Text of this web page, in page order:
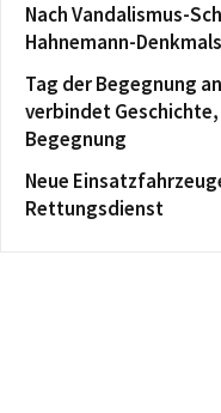
Nach Vandalismus-
Hahnemann-
Tag der Begegnung
verbindet
Begegnung
Neue
Rettungsdienst